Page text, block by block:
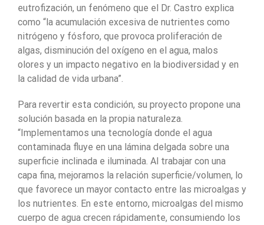
eutrofización, un fenómeno que el Dr. Castro explica
como “la acumulación excesiva de nutrientes como
nitrógeno y fósforo, que provoca proliferación de
algas, disminución del oxígeno en el agua, malos
olores y un impacto negativo en la biodiversidad y en
la calidad de vida urbana”.
Para revertir esta condición, su proyecto propone una
solución basada en la propia naturaleza.
“Implementamos una tecnología donde el agua
contaminada fluye en una lámina delgada sobre una
superficie inclinada e iluminada. Al trabajar con una
capa fina, mejoramos la relación superficie/volumen, lo
que favorece un mayor contacto entre las microalgas y
los nutrientes. En este entorno, microalgas del mismo
cuerpo de agua crecen rápidamente, consumiendo los